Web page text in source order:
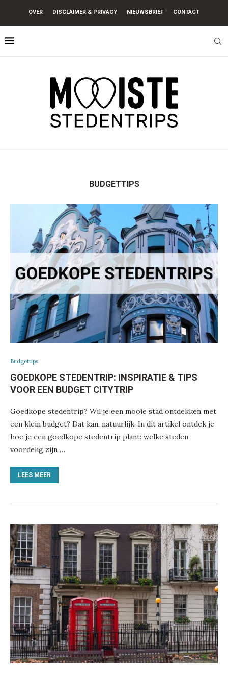
OVER DISCLAIMER & PRIVACY NIEUWSBRIEF CONTACT
BUDGETTIPS
Budgettips
GOEDKOPE STEDENTRIP: INSPIRATIE & TIPS
VOOR EEN BUDGET CITYTRIP
Goedkope stedentrip? Wil je een mooie stad ontdekken met
een klein budget? Dat kan, natuurlijk. In dit artikel ontdek je
hoe je een goedkope stedentrip plant: welke steden
voordelig zijn …
LEES MEER